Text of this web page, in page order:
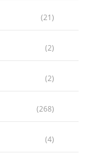
(21)
(2)
(2)
(268)
(4)